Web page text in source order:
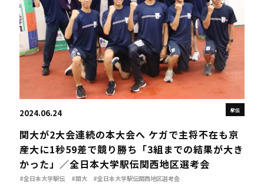
駅伝
2024.06.24
関大が2大会連続の本大会へ ケガで主将不在も京
産大に1秒59差で競り勝ち「3組までの結果が大き
かった」／全日本大学駅伝関西地区選考会
#全日本大学駅伝 #関大 #全日本大学駅伝関西地区選考会